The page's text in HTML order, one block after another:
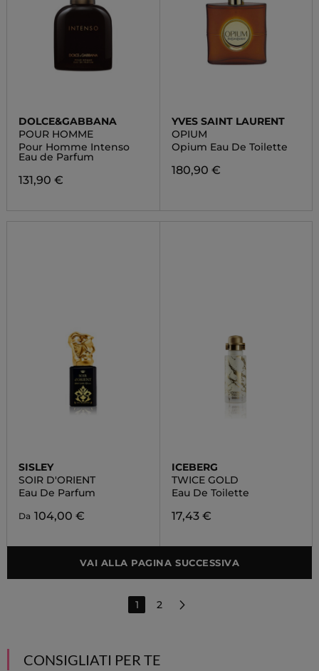
DOLCE&GABBANA
POUR HOMME
Pour Homme Intenso
Eau de Parfum
131,90 €
YVES SAINT LAURENT
OPIUM
Opium Eau De Toilette
180,90 €
SISLEY
SOIR D'ORIENT
Eau De Parfum
Da 104,00 €
ICEBERG
TWICE GOLD
Eau De Toilette
17,43 €
VAI ALLA PAGINA SUCCESSIVA
1 2
CONSIGLIATI PER TE